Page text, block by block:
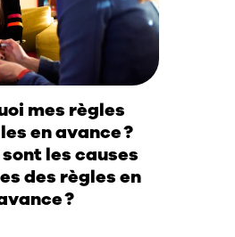
mes règles
en avance ?
les causes
des règles en
?